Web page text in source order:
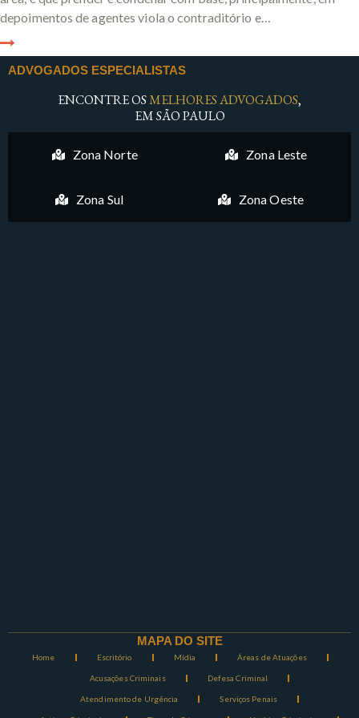
depoimentos de agentes viola o contraditório e…
ADVOGADOS ESPECIALISTAS
ENCONTRE OSMELHORES ADVOGADOS,
EM SÃO PAULO
Zona Norte Zona Leste
Zona Sul Zona Oeste
MAPA DO SITE
Home Escritório Mídia Áreas de Atuações
Acusações Criminais Defesa Criminal
Atendimento de Urgência Serviços Penais